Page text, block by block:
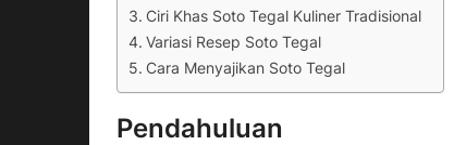
Ciri Khas Soto Tegal Kuliner Tradisional
Variasi Resep Soto Tegal
Cara Menyajikan Soto Tegal
Pendahuluan